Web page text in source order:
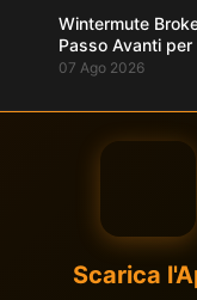
Wintermute
Passo Avanti per
07 Ago 2026
Scarica